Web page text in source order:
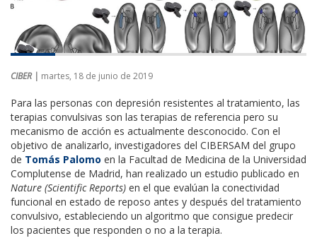
CIBER | martes, 18 de junio de 2019
Para las personas con depresión resistentes al tratamiento, las
terapias convulsivas son las terapias de referencia pero su
mecanismo de acción es actualmente desconocido. Con el
objetivo de analizarlo, investigadores del CIBERSAM del grupo
de Tomás Palomo en la Facultad de Medicina de la Universidad
Complutense de Madrid, han realizado un estudio publicado en
Nature (Scientific Reports) en el que evalúan la conectividad
funcional en estado de reposo antes y después del tratamiento
convulsivo, estableciendo un algoritmo que consigue predecir
los pacientes que responden o no a la terapia.